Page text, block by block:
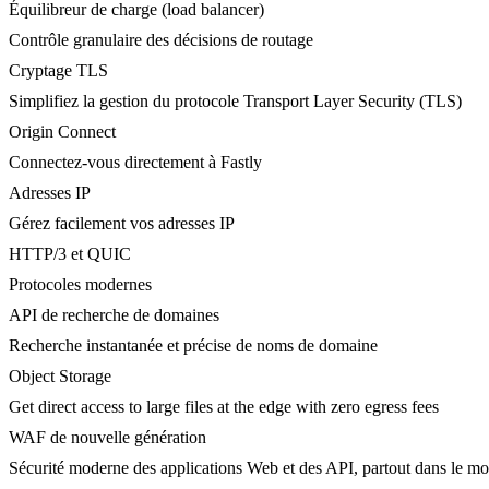
Équilibreur de charge (load balancer)
Contrôle granulaire des décisions de routage
Cryptage TLS
Simplifiez la gestion du protocole Transport Layer Security (TLS)
Origin Connect
Connectez-vous directement à Fastly
Adresses IP
Gérez facilement vos adresses IP
HTTP/3 et QUIC
Protocoles modernes
API de recherche de domaines
Recherche instantanée et précise de noms de domaine
Object Storage
Get direct access to large files at the edge with zero egress fees
WAF de nouvelle génération
Sécurité moderne des applications Web et des API, partout dans le